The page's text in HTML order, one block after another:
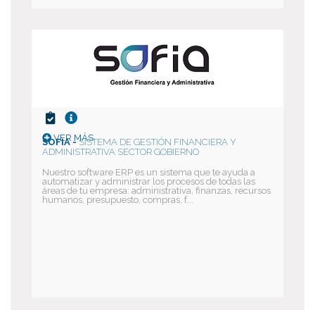
VER MÁS
SOFIA -SISTEMA DE GESTIÓN FINANCIERA Y
ADMINISTRATIVA SECTOR GOBIERNO
Nuestro software ERP es un sistema que te ayuda a
automatizar y administrar los procesos de todas las
áreas de tu empresa: administrativa, finanzas, recursos
humanos, presupuesto, compras, f...